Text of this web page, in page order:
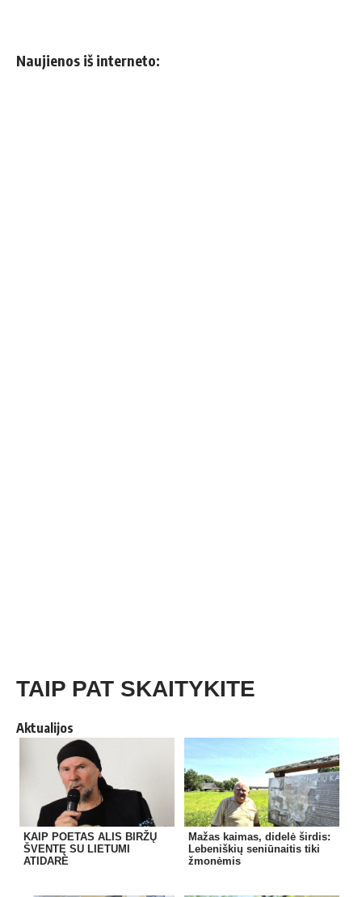
Naujienos iš interneto:
TAIP PAT SKAITYKITE
Aktualijos
KAIP POETAS ALIS BIRŽŲ
ŠVENTĘ SU LIETUMI
ATIDARĖ
Mažas kaimas, didelė širdis:
Lebeniškių seniūnaitis tiki
žmonėmis